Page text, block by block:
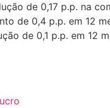
de 0,17 p.p. na
de 0,4 p.p. em 12
de 0,1 p.p. em 12